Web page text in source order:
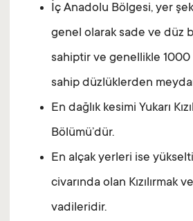
İç Anadolu Bölgesi, yer
genel olarak sade ve düz
sahiptir ve genellikle
sahip düzlüklerden
En dağlık kesimi Yukarı
Bölümü’dür.
En alçak yerleri ise
civarında olan Kızılırmak
vadileridir.